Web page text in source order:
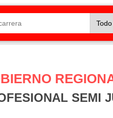
SEMI